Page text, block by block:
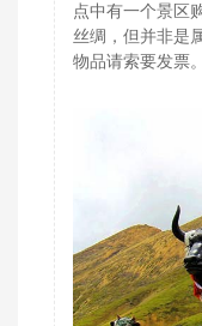
点中有一个景区
丝绸，但并非是
物品请索要发票。